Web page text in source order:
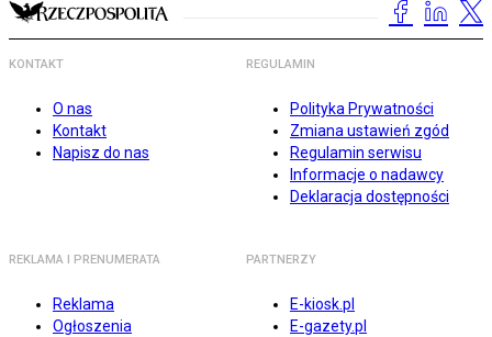
KONTAKT
O nas
Kontakt
Napisz do nas
REGULAMIN
Polityka Prywatności
Zmiana ustawień zgód
Regulamin serwisu
Informacje o nadawcy
Deklaracja dostępności
REKLAMA I PRENUMERATA
Reklama
Ogłoszenia
PARTNERZY
E-kiosk.pl
E-gazety.pl